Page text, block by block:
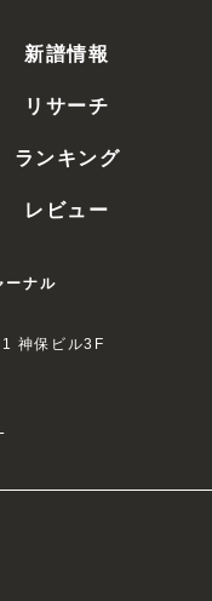
新譜情報
リサーチ
ランキング
レビュー
ーナル
神保ビル3F